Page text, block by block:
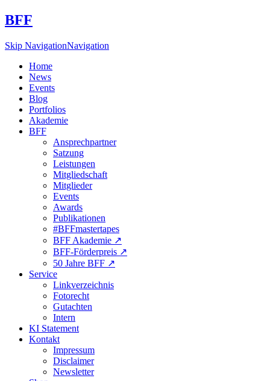
BFF
Skip NavigationNavigation
Home
News
Events
Blog
Portfolios
Akademie
BFF
Ansprechpartner
Satzung
Leistungen
Mitgliedschaft
Mitglieder
Events
Awards
Publikationen
#BFFmastertapes
BFF Akademie ↗︎
BFF-Förderpreis ↗︎
50 Jahre BFF ↗︎
Service
Linkverzeichnis
Fotorecht
Gutachten
Intern
KI Statement
Kontakt
Impressum
Disclaimer
Newsletter